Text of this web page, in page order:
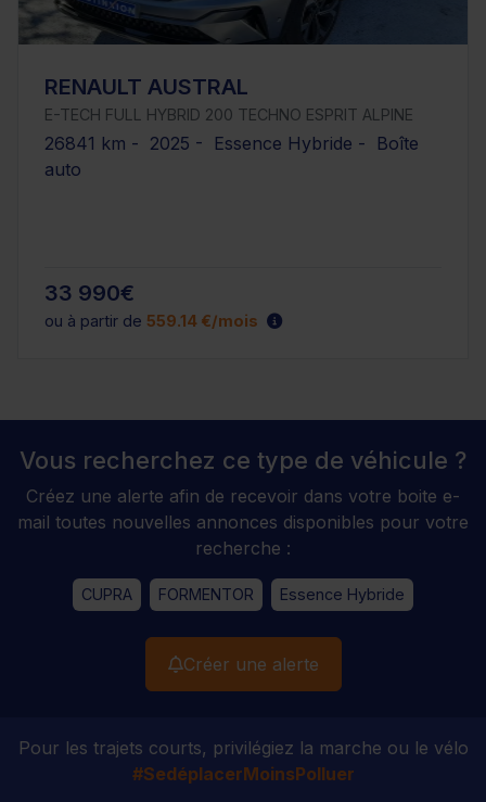
RENAULT AUSTRAL
E-TECH FULL HYBRID 200 TECHNO ESPRIT ALPINE
26841 km - 2025 - Essence Hybride - Boîte
auto
33 990€
ou à partir de 559.14 €/mois
Vous recherchez ce type de véhicule ?
Créez une alerte afin de recevoir dans votre boite e-
mail toutes nouvelles annonces disponibles pour votre
recherche :
CUPRA FORMENTOR Essence Hybride
Créer une alerte
Pour les trajets courts, privilégiez la marche ou le vélo
#SedéplacerMoinsPolluer